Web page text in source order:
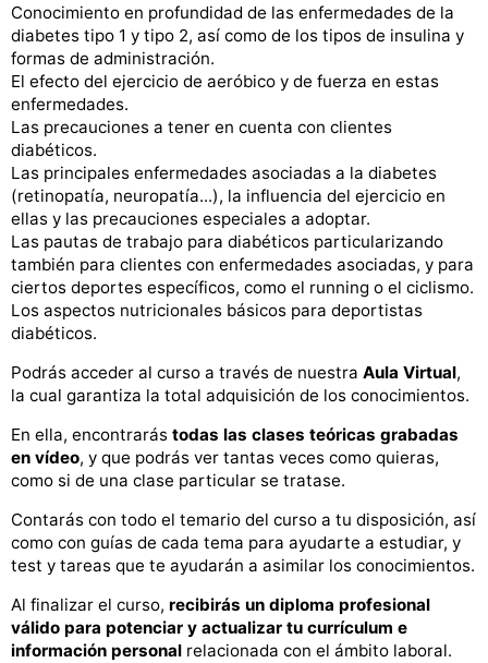
Conocimiento en profundidad de las enfermedades de la
diabetes tipo 1 y tipo 2, así como de los tipos de insulina y
formas de administración.
El efecto del ejercicio de aeróbico y de fuerza en estas
enfermedades.
Las precauciones a tener en cuenta con clientes
diabéticos.
Las principales enfermedades asociadas a la diabetes
(retinopatía, neuropatía...), la influencia del ejercicio en
ellas y las precauciones especiales a adoptar.
Las pautas de trabajo para diabéticos particularizando
también para clientes con enfermedades asociadas, y para
ciertos deportes específicos, como el running o el ciclismo.
Los aspectos nutricionales básicos para deportistas
diabéticos.
Podrás acceder al curso a través de nuestra Aula Virtual,
la cual garantiza la total adquisición de los conocimientos.
En ella, encontrarás todas las clases teóricas grabadas
en vídeo, y que podrás ver tantas veces como quieras,
como si de una clase particular se tratase.
Contarás con todo el temario del curso a tu disposición, así
como con guías de cada tema para ayudarte a estudiar, y
test y tareas que te ayudarán a asimilar los conocimientos.
Al finalizar el curso, recibirás un diploma profesional
válido para potenciar y actualizar tu currículum e
información personal relacionada con el ámbito laboral.